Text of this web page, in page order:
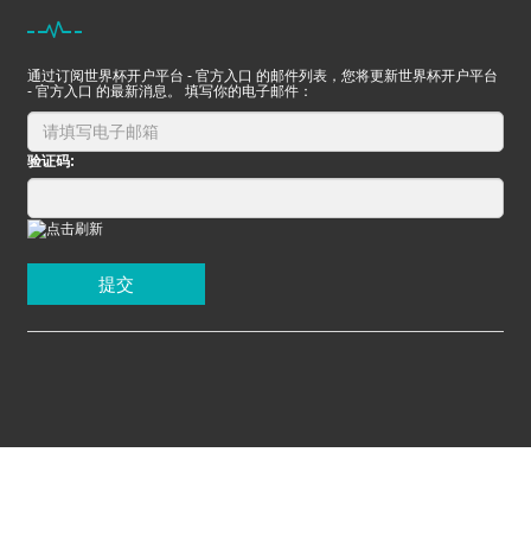
通过订阅世界杯开户平台 - 官方入口 的邮件列表，您将更新世界杯开户平台
- 官方入口 的最新消息。 填写你的电子邮件：
验证码:
提交